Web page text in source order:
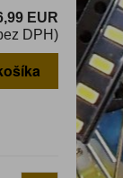
EUR
DPH)